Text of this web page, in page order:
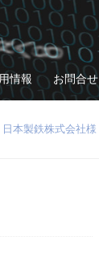
情報 お問合せ
日本製鉄株式会社様